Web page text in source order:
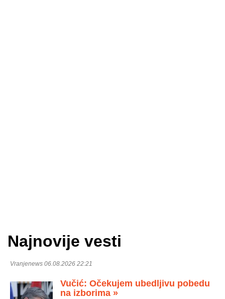
Najnovije vesti
Vranjenews 06.08.2026 22:21
Vučić: Očekujem ubedljivu pobedu
na izborima »